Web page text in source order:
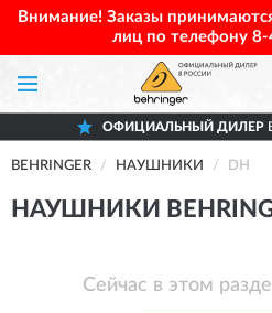
Внимание! Заказы
лиц по телефону 8-
ОФИЦИАЛЬНЫЙ ДИЛЕР
BEHRINGER НАУШНИКИ DH
НАУШНИКИ
Сейчас в этом